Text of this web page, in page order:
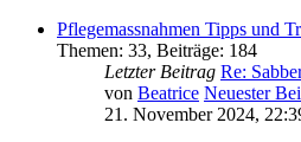
Pflegemassnahmen Tipps und
Themen: 33, Beiträge: 184
Letzter Beitrag Re:
von Beatrice Neuester
21. November 2024,